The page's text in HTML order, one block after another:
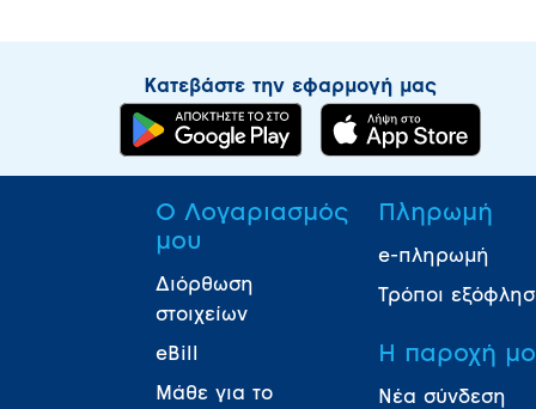
Κατεβάστε την εφαρμογή μας
Ο Λογαριασμός
μου
Διόρθωση
στοιχείων
eBill
Μάθε για το
Πληρωμή
e-πληρωμή
Τρόποι
Η παροχή
Νέα σύνδεση